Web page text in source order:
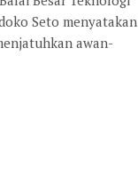
Seto menyatakan
awan-